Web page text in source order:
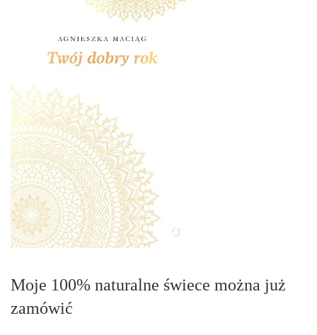
Moje 100% naturalne świece można już
zamówić